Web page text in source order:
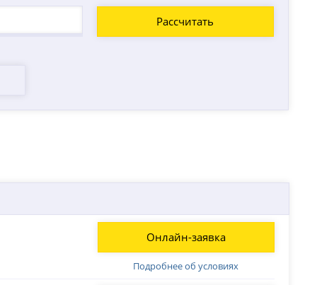
Рассчитать
Онлайн-заявка
Подробнее об условиях